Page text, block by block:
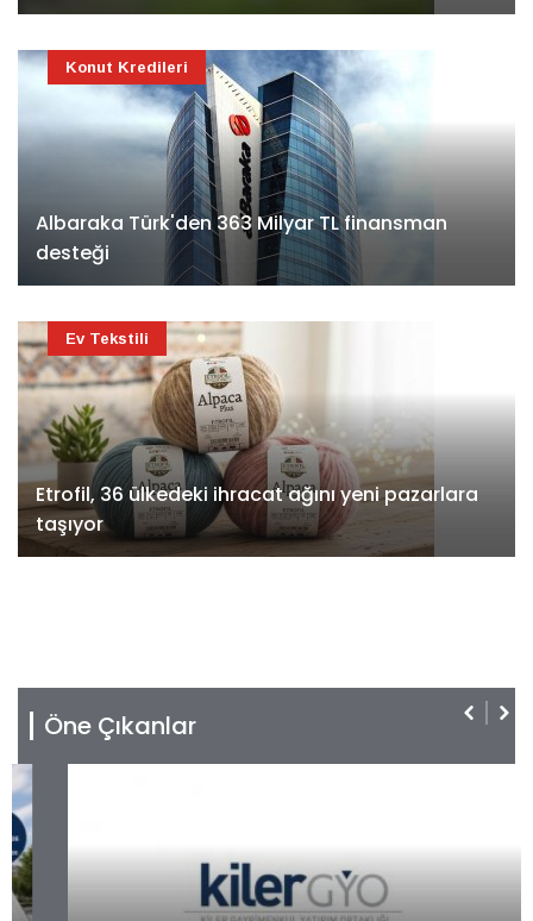
Albaraka Türk'den 363 Milyar TL finansman
desteği
Konut Kredileri
Etrofil, 36 ülkedeki ihracat ağını yeni pazarlara
taşıyor
Ev Tekstili
Öne Çıkanlar